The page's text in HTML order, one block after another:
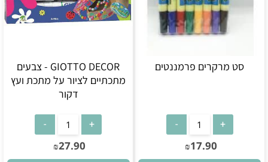
סט מרקרים פרמננטים
₪17.90
GIOTTO DECOR - צבעים
מתכתיים לציור על מתכת ועץ
דקור
₪27.90